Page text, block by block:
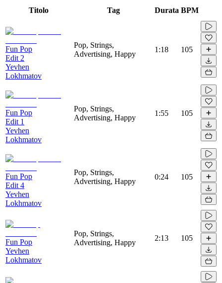
Titolo Tag Durata BPM
Fun Pop
Edit 2
Yevhen
Lokhmatov
Pop, Strings,
Advertising, Happy
1:18 105
Fun Pop
Edit 1
Yevhen
Lokhmatov
Pop, Strings,
Advertising, Happy
1:55 105
Fun Pop
Edit 4
Yevhen
Lokhmatov
Pop, Strings,
Advertising, Happy
0:24 105
Fun Pop
Yevhen
Lokhmatov
Pop, Strings,
Advertising, Happy
2:13 105